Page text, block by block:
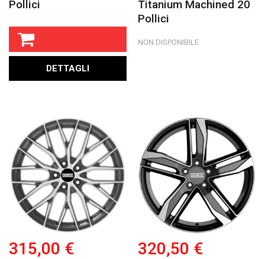
Pollici
DETTAGLI
Titanium Machined 20
Pollici
NON DISPONIBILE
315,00 € 320,50 €